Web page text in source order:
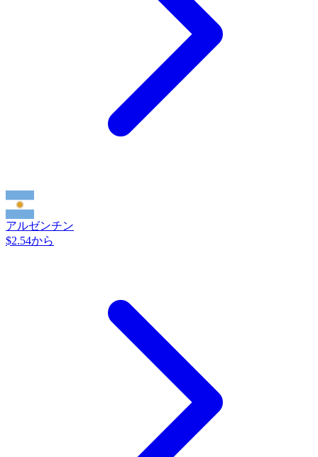
アルゼンチン
$2.54から